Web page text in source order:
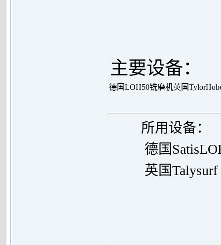
主要设备：
德国LOH50铣磨机英国
所用设备：
德国SatisLOH
英国